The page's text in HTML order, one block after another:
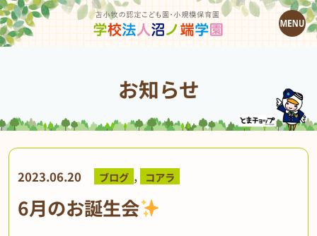
お知らせ
2023.06.20 ブログ , コアラ
6月のお誕生会